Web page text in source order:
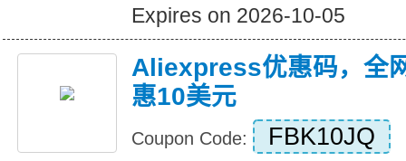
Expires on 2026-10-05
Aliexpress优惠码，全
惠10美元
Coupon Code: FBK10JQ